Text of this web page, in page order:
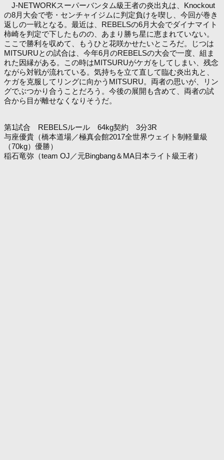
J-NETWORKスーパーバンタム級王者の炎出丸は、Knockout
の8月大会で壱・センチャイジムに判定負けを喫し、今回が巻き
返しの一戦となる。最近は、REBELSの6月大会でダイナマイト
柿崎を判定で下したものの、あまり勝ち星に恵まれていない。
ここで勝利を収めて、もうひと花咲かせたいところだ。じつは
MITSURUとの試合は、今年6月のREBELSの大会で一度、組ま
れた因縁がある。この時はMITSURUがケガをしてしまい、残念
ながら対戦が流れている。気持ちを立て直して臨む炎出丸と、
ケガを克服してリングに向かうMITSURU。両者の思いが、リン
グでぶつかり合うことだろう。今後の展開も含めて、両者の試
合から目が離せなくなりそうだ。
第1試合 REBELSルール 64kg契約 3分3R
与座優貴（橋本道場／極真会館2017全世界ウェイト制軽量級
（70kg）優勝）
稲石竜弥（team OJ／元Bingbang＆MA日本ライト級王者）